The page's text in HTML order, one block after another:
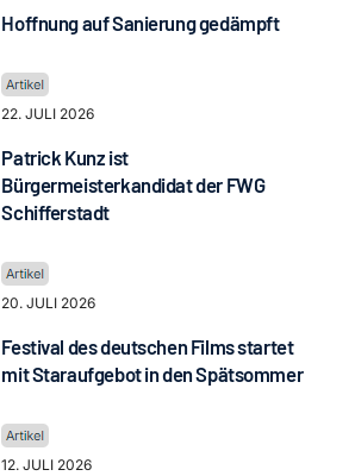
Hoffnung auf Sanierung gedämpft
22. JULI 2026
Patrick Kunz ist
Bürgermeisterkandidat der FWG
Schifferstadt
20. JULI 2026
Festival des deutschen Films startet
mit Staraufgebot in den Spätsommer
12. JULI 2026